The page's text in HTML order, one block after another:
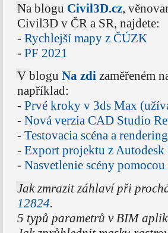
Na blogu Civil3D.cz,
Civil3D v ČR a SR, najdete:
- Rychlejší mapy z ČÚZK
- PF 2021
V blogu Na zdizaměřeném
například:
- Prvé kroky v 3ds Max
- Nová verzia CAD Studio
- Testovacia scéna a
- Export projektu z
- Nasvetlenie scény
Jak zmrazit záhlaví při
12824.
5 typů parametrů v BIM